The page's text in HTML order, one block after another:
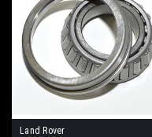
Land Rover